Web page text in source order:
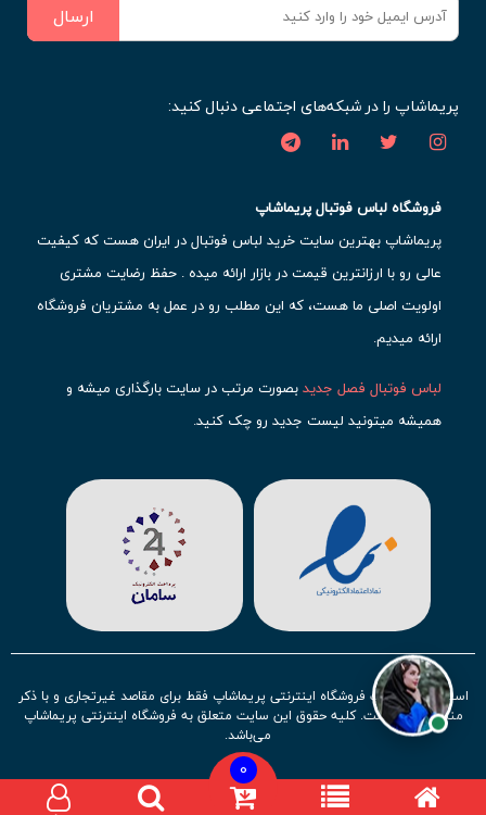
0
ارسال
پریماشاپ را در شبکه‌های اجتماعی دنبال کنید:
فروشگاه لباس فوتبال پریماشاپ
پریماشاپ بهترین سایت خرید لباس فوتبال در ایران هست که کیفیت
عالی رو با ارزانترین قیمت در بازار ارائه میده . حفظ رضایت مشتری
اولویت اصلی ما هست، که این مطلب رو در عمل به مشتریان فروشگاه
ارائه میدیم.
لباس فوتبال فصل جدیدبصورت مرتب در سایت بارگذاری میشه و
همیشه میتونید لیست جدید رو چک کنید.
حتما مشاهده کنید که قطعا برای تیم های مطرح دنیای فوتبال، تعداد
بیشتری محصول موجود میشه. این مورد شامل
لباس رئال مادرید
لباس اینتر میامی لباس منچستر سیتی
آث میلان میشه.
در ایران هملباس استقلال،لباس پرسپولیسولباس تیم ملی
ایرانتوجه زیادی بشون شده و تقریبا تمام محصولاتشون رو موجود
کردیم.
لباس فوتبال بچه گانه با توجه به استقبال نسل جدید روز به روز بصورت
کامل تر موجود میشه و تیم های بیشتری رو میتونید در این مجموعه
استفاده از مطالب فروشگاه اینترنتی پریماشاپ فقط برای مقاصد غیرتجاری و با ذکر
منبع بلامانع است. کلیه حقوق این سایت متعلق به فروشگاه اینترنتی پریماشاپ
می‌باشد.